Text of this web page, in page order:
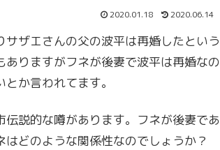
2020.01.18 2020.06.14
ザエさんの父の波平は再婚したという
りますがフネが後妻で波平は再婚なの
か言われてます。
説的な噂があります。フネが後妻であ
どのような関係性なのでしょうか？